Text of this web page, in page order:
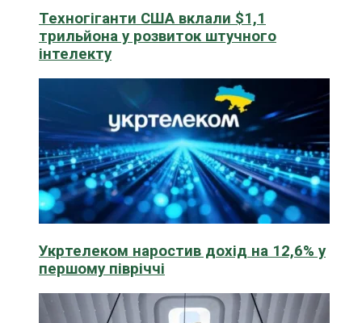
Техногіганти США вклали $1,1
трильйона у розвиток штучного
інтелекту
Укртелеком наростив дохід на 12,6% у
першому півріччі